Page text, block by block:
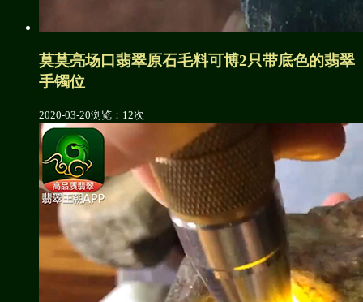
莫莫亮场口翡翠原石毛料可博2只带底色的翡翠
手镯位
2020-03-20浏览：12次